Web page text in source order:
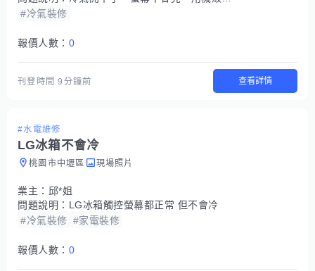
#冷氣裝修
報價人數： 0
刊登時間9分鐘前 查看詳情
#水電維修
LG冰箱不會冷
桃園市中壢區 現場照片
業主： 邱*姐
問題說明： LG冰箱觸控螢幕都正常 但不會冷
#冷氣裝修 #家電裝修
報價人數： 0